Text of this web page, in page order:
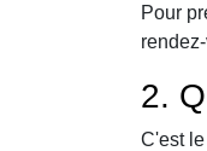
Pour
2.
C'est